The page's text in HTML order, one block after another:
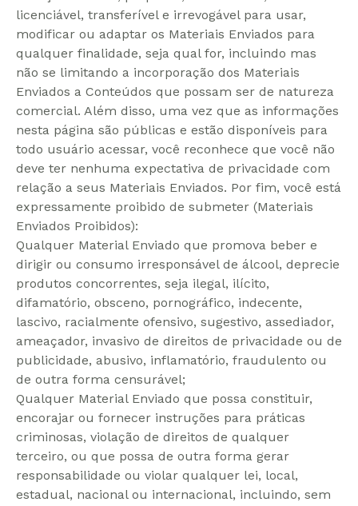
licenciável, transferível e irrevogável para usar,
modificar ou adaptar os Materiais Enviados para
qualquer finalidade, seja qual for, incluindo mas
não se limitando a incorporação dos Materiais
Enviados a Conteúdos que possam ser de natureza
comercial. Além disso, uma vez que as informações
nesta página são públicas e estão disponíveis para
todo usuário acessar, você reconhece que você não
deve ter nenhuma expectativa de privacidade com
relação a seus Materiais Enviados. Por fim, você está
expressamente proibido de submeter (Materiais
Enviados Proibidos):
Qualquer Material Enviado que promova beber e
dirigir ou consumo irresponsável de álcool, deprecie
produtos concorrentes, seja ilegal, ilícito,
difamatório, obsceno, pornográfico, indecente,
lascivo, racialmente ofensivo, sugestivo, assediador,
ameaçador, invasivo de direitos de privacidade ou de
publicidade, abusivo, inflamatório, fraudulento ou
de outra forma censurável;
Qualquer Material Enviado que possa constituir,
encorajar ou fornecer instruções para práticas
criminosas, violação de direitos de qualquer
terceiro, ou que possa de outra forma gerar
responsabilidade ou violar qualquer lei, local,
estadual, nacional ou internacional, incluindo, sem